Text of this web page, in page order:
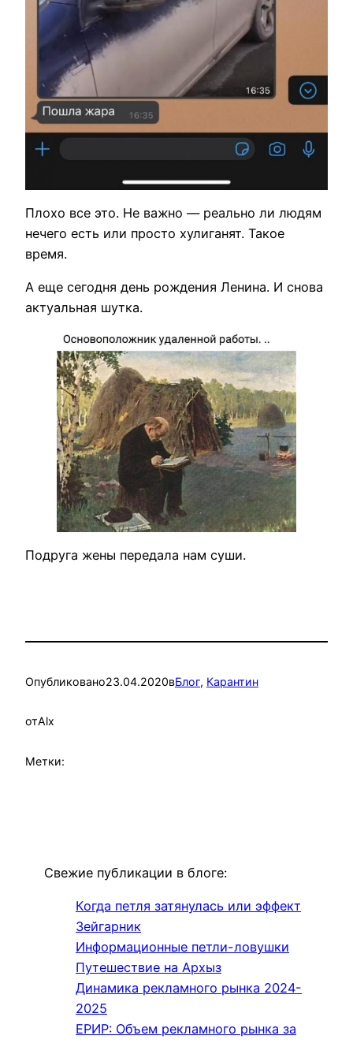
Плохо все это. Не важно — реально ли людям
нечего есть или просто хулиганят. Такое
время.
А еще сегодня день рождения Ленина. И снова
актуальная шутка.
Подруга жены передала нам суши.
Опубликовано23.04.2020вБлог, Карантин
отAlx
Метки:
Свежие публикации в блоге:
Когда петля затянулась или эффект
Зейгарник
Информационные петли-ловушки
Путешествие на Архыз
Динамика рекламного рынка 2024-
2025
ЕРИР: Объем рекламного рынка за